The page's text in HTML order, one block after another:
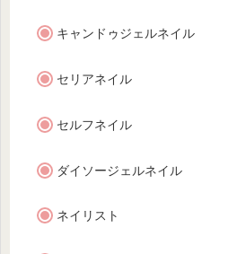
キャンドゥジェルネイル
セリアネイル
セルフネイル
ダイソージェルネイル
ネイリスト